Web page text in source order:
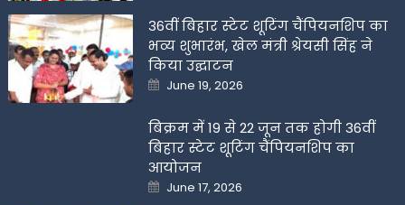
36वीं बिहार स्टेट शूटिंग चैंपियनशिप का
भव्य शुभारंभ, खेल मंत्री श्रेयसी सिंह ने
किया उद्घाटन
Posted
on
June 19, 2026
बिक्रम में 19 से 22 जून तक होगी 36वीं
बिहार स्टेट शूटिंग चैंपियनशिप का
आयोजन
Posted
on
June 17, 2026